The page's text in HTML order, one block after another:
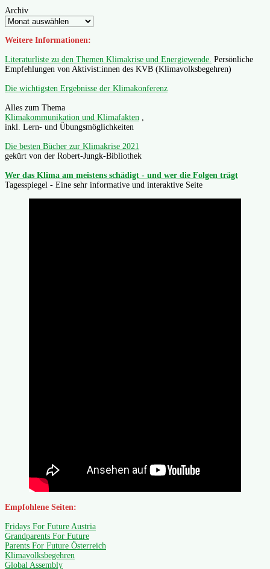
Archiv
Weitere Informationen:
Literaturliste zu den Themen Klimakrise und Energiewende. Persönliche
Empfehlungen von Aktivist:innen des KVB (Klimavolksbegehren)
Die wichtigsten Ergebnisse der Klimakonferenz
Alles zum Thema
Klimakommunikation und Klimafakten
inkl. Lern- und Übungsmöglichkeiten
Die besten Bücher zur Klimakrise 2021
gekürt von der Robert-Jungk-Bibliothek
Wer das Klima am meistens schädigt - und wer die Folgen trägt
Tagesspiegel - Eine sehr informative und interaktive Seite
Empfohlene Seiten:
Fridays For Future Austria
Grandparents For Future
Parents For Future Österreich
Klimavolksbegehren
Global Assembly